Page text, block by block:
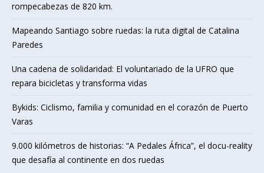
rompecabezas de 820 km.
Mapeando Santiago sobre ruedas: la ruta digital de Catalina
Paredes
Una cadena de solidaridad: El voluntariado de la UFRO que
repara bicicletas y transforma vidas
Bykids: Ciclismo, familia y comunidad en el corazón de Puerto
Varas
9.000 kilómetros de historias: “A Pedales África”, el docu-reality
que desafía al continente en dos ruedas